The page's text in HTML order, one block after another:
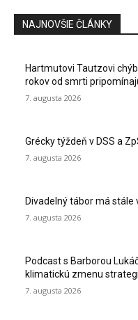
NAJNOVŠIE ČLÁNKY
Hartmutovi Tautzovi
rokov od smrti
7. augusta 2026
Grécky týždeň v DSS a
7. augusta 2026
Divadelný tábor má stále
7. augusta 2026
Podcast s Barborou
klimatickú zmenu
7. augusta 2026